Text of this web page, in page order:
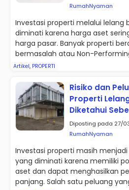
RumahNyaman
Investasi properti melalui lelang
diminati karena harga aset
harga pasar. Banyak properti
bermasalah atau Non-
Artikel, PROPERTI
Risiko dan
Properti
Diketahui
Diposting pada 27/
RumahNyaman
Investasi properti masih
yang diminati karena memiliki
aset dan dapat menghasilkan
panjang. Salah satu peluang